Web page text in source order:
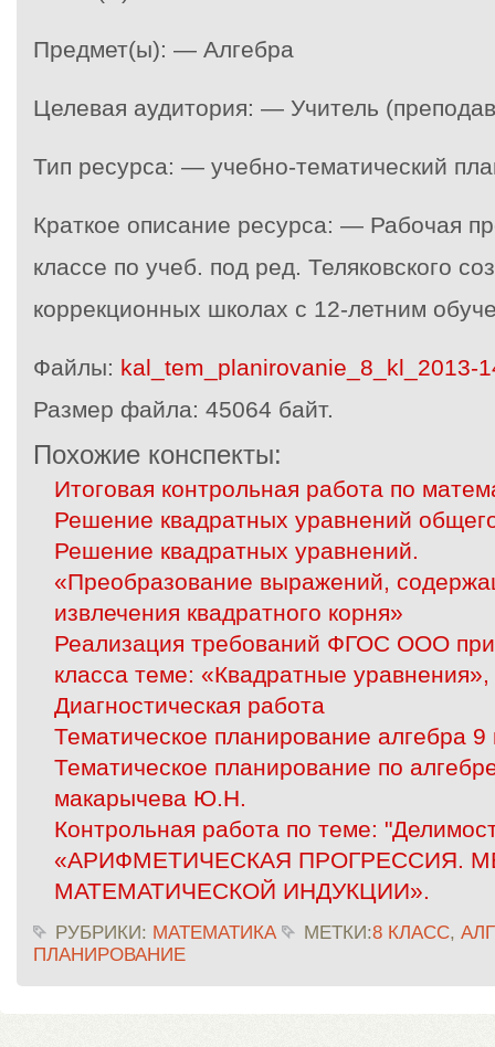
Предмет(ы): — Алгебра
Целевая аудитория: — Учитель
Тип ресурса: — учебно-тематический
Краткое описание ресурса: — Рабочая
классе по учеб. под ред. Теляковского
коррекционных школах с 12-летним
Файлы: kal_tem_planirovanie_8_kl_2013-
Размер файла: 45064 байт.
Похожие конспекты:
Итоговая контрольная работа по
Решение квадратных уравнений
Решение квадратных уравнений.
«Преобразование выражений,
извлечения квадратного корня»
Реализация требований ФГОС ООО
класса теме: «Квадратные уравнения»,
Диагностическая работа
Тематическое планирование алгебра 9
Тематическое планирование по
макарычева Ю.Н.
Контрольная работа по теме:
«АРИФМЕТИЧЕСКАЯ ПРОГРЕССИЯ.
МАТЕМАТИЧЕСКОЙ ИНДУКЦИИ».
РУБРИКИ: МАТЕМАТИКА МЕТКИ:8 КЛАСС,
ПЛАНИРОВАНИЕ